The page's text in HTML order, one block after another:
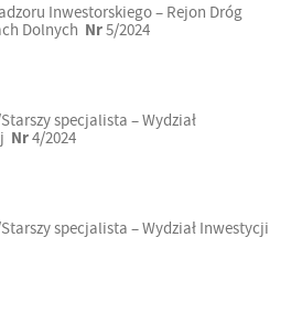
Inwestorskiego – Rejon Dróg
Dolnych Nr5/2024
specjalista – Wydział
Nr4/2024
specjalista – Wydział Inwestycji